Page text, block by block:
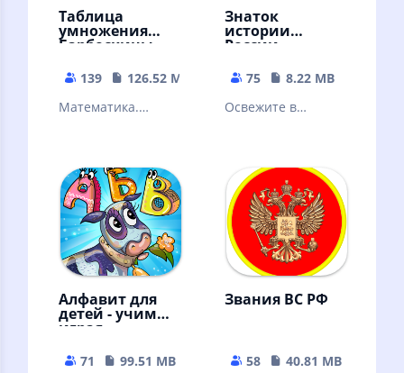
Таблица
умножения
Барбоскины
для детей
139
126.52 MB
Математика.
умные игры для
детей. Обучение
Знания 2 3 класс
Знаток
истории
России
75
8.22 MB
Освежите в
событий
отечественной
истории
Алфавит для
детей - учим
играя
71 99.51 MB
Звания ВС РФ
58 40.81 MB